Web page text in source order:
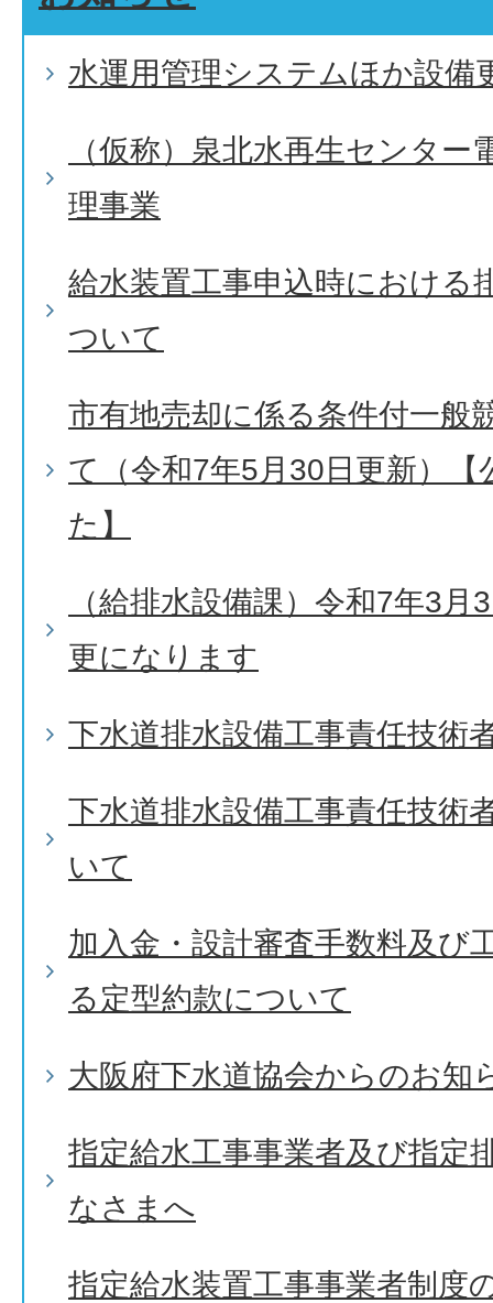
水運用管理システムほか設備
（仮称）泉北水再生センター
理事業
給水装置工事申込時における
ついて
市有地売却に係る条件付一般
て（令和7年5月30日更新）【
た】
（給排水設備課）令和7年3
更になります
下水道排水設備工事責任技術
下水道排水設備工事責任技術
いて
加入金・設計審査手数料及び
る定型約款について
大阪府下水道協会からのお知
指定給水工事事業者及び指定
なさまへ
指定給水装置工事事業者制度